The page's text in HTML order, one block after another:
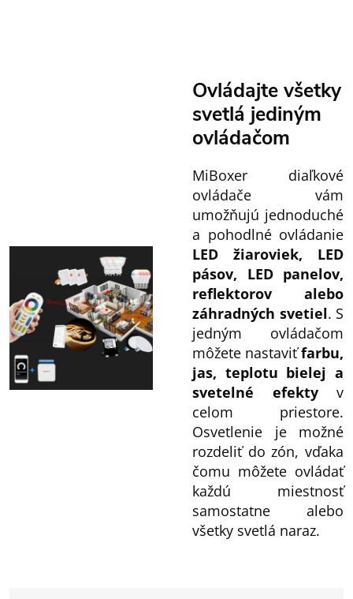
Ovládajte všetky
svetlá jediným
ovládačom
MiBoxer diaľkové
ovládače vám
umožňujú jednoduché
a pohodlné ovládanie
LED žiaroviek, LED
pásov, LED panelov,
reflektorov alebo
záhradných svetiel. S
jedným ovládačom
môžete nastaviťfarbu,
jas, teplotu bielej a
svetelné efektyv
celom priestore.
Osvetlenie je možné
rozdeliť do zón, vďaka
čomu môžete ovládať
každú miestnosť
samostatne alebo
všetky svetlá naraz.